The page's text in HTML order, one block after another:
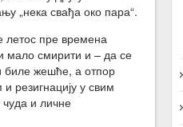
„нека свађа око пара“.
летос пре времена
мало смирити и – да се
биле жешће, а отпор
резигнацију у свим
и личне